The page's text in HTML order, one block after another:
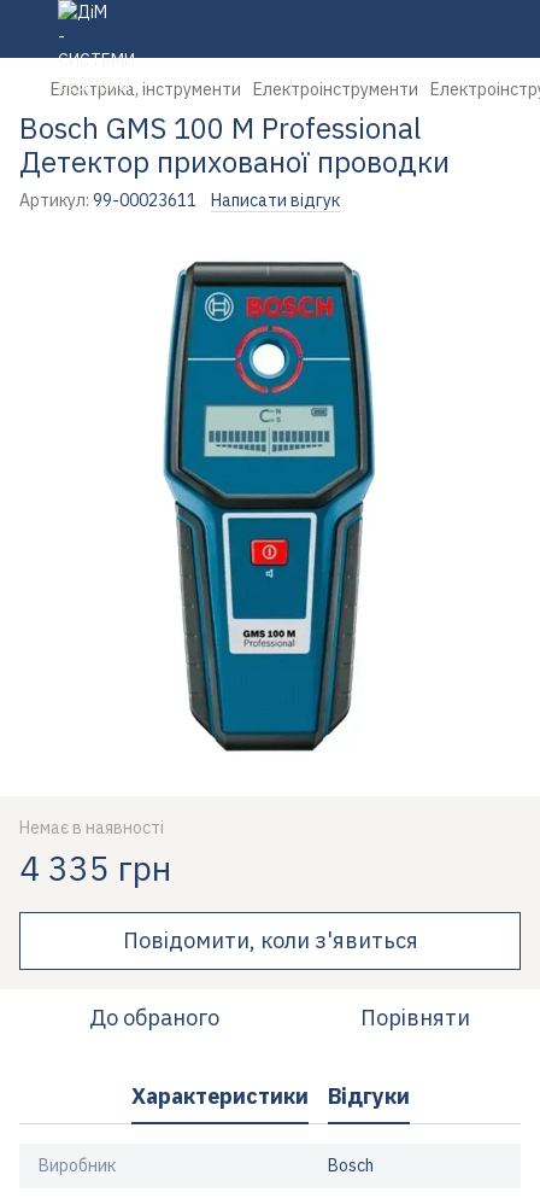
Електрика, інструменти Електроінструменти
Bosch GMS 100 M Professional
Детектор прихованої проводки
Артикул: 99-00023611 Написати відгук
Немає в наявності
4 335 грн
Повідомити, коли з'явиться
До обраного Порівняти
Характеристики Відгуки
Виробник Bosch